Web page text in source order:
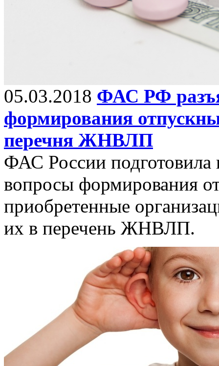
05.03.2018 ФАС РФ
формирования
перечня ЖНВЛП
ФАС России подготовила
вопросы формирования
приобретенные
их в перечень ЖНВЛП.